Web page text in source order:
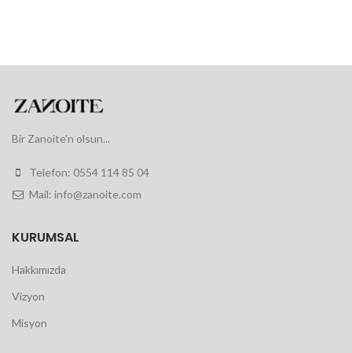
Bir Zanoite'n olsun...
Telefon: 0554 114 85 04
Mail: info@zanoite.com
KURUMSAL
Hakkımızda
Vizyon
Misyon